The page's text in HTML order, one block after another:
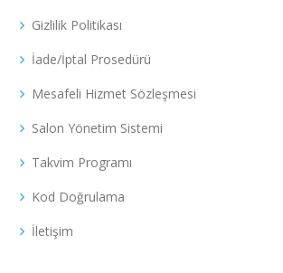
Gizlilik Politikası
İade/İptal Prosedürü
Mesafeli Hizmet Sözleşmesi
Salon Yönetim Sistemi
Takvim Programı
Kod Doğrulama
İletişim